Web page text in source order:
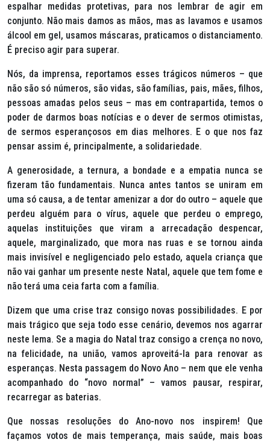
espalhar medidas protetivas, para nos lembrar de agir em
conjunto. Não mais damos as mãos, mas as lavamos e usamos
álcool em gel, usamos máscaras, praticamos o distanciamento.
É preciso agir para superar.
Nós, da imprensa, reportamos esses trágicos números – que
não são só números, são vidas, são famílias, pais, mães, filhos,
pessoas amadas pelos seus – mas em contrapartida, temos o
poder de darmos boas notícias e o dever de sermos otimistas,
de sermos esperançosos em dias melhores. E o que nos faz
pensar assim é, principalmente, a solidariedade.
A generosidade, a ternura, a bondade e a empatia nunca se
fizeram tão fundamentais. Nunca antes tantos se uniram em
uma só causa, a de tentar amenizar a dor do outro – aquele que
perdeu alguém para o vírus, aquele que perdeu o emprego,
aquelas instituições que viram a arrecadação despencar,
aquele, marginalizado, que mora nas ruas e se tornou ainda
mais invisível e negligenciado pelo estado, aquela criança que
não vai ganhar um presente neste Natal, aquele que tem fome e
não terá uma ceia farta com a família.
Dizem que uma crise traz consigo novas possibilidades. E por
mais trágico que seja todo esse cenário, devemos nos agarrar
neste lema. Se a magia do Natal traz consigo a crença no novo,
na felicidade, na união, vamos aproveitá-la para renovar as
esperanças. Nesta passagem do Novo Ano – nem que ele venha
acompanhado do “novo normal” – vamos pausar, respirar,
recarregar as baterias.
Que nossas resoluções do Ano-novo nos inspirem! Que
façamos votos de mais temperança, mais saúde, mais boas